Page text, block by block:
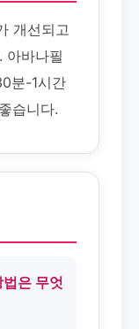
개선되고
아바나필
분-1시간
습니다.
은 무엇